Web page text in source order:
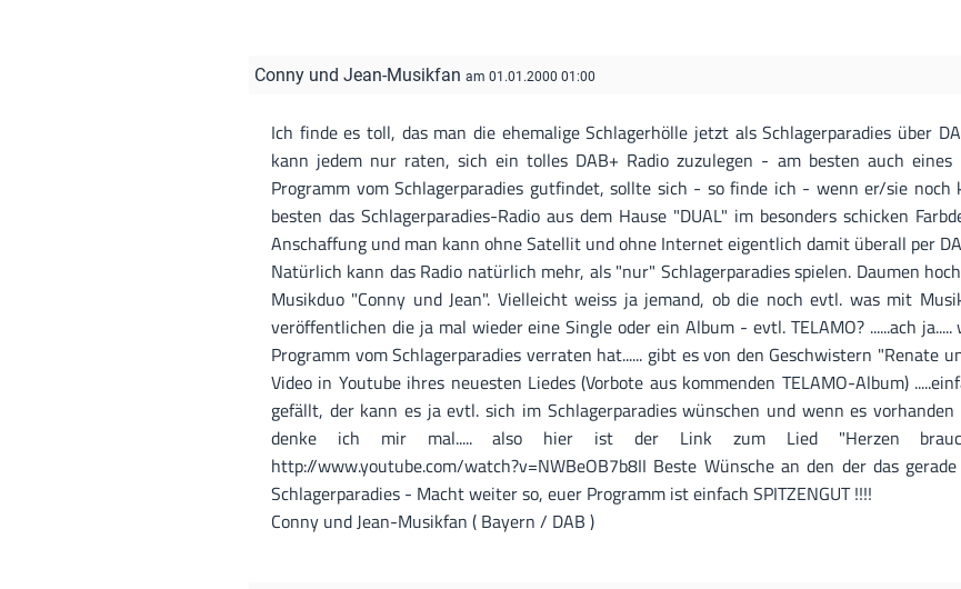
Conny und Jean-Musikfan am 01.01.2000 01:00
Ich finde es toll, das man die ehemalige Schlagerhölle jetzt als Schlagerparadies über
kann jedem nur raten, sich ein tolles DAB+ Radio zuzulegen - am besten auch
Programm vom Schlagerparadies gutfindet, sollte sich - so finde ich - wenn er/sie noch
besten das Schlagerparadies-Radio aus dem Hause "DUAL" im besonders schicken
Anschaffung und man kann ohne Satellit und ohne Internet eigentlich damit überall per
Natürlich kann das Radio natürlich mehr, als "nur" Schlagerparadies spielen. Daumen
Musikduo "Conny und Jean". Vielleicht weiss ja jemand, ob die noch evtl. was mit
veröffentlichen die ja mal wieder eine Single oder ein Album - evtl. TELAMO? ......ach
Programm vom Schlagerparadies verraten hat...... gibt es von den Geschwistern "Renate
Video in Youtube ihres neuesten Liedes (Vorbote aus kommenden TELAMO-Album)
gefällt, der kann es ja evtl. sich im Schlagerparadies wünschen und wenn es
denke ich mir mal..... also hier ist der Link zum Lied "Herzen
http://www.youtube.com/watch?v=NWBeOB7b8II Beste Wünsche an den der das
Schlagerparadies - Macht weiter so, euer Programm ist einfach SPITZENGUT !!!!
Conny und Jean-Musikfan ( Bayern / DAB )